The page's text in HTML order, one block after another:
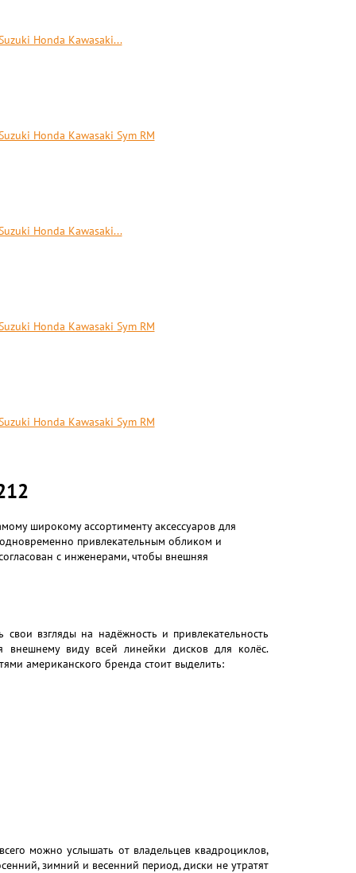
Honda Kawasaki...
Honda Kawasaki Sym RM
Honda Kawasaki...
Honda Kawasaki Sym RM
Honda Kawasaki Sym RM
широкому ассортименту аксессуаров для
привлекательным обликом и
с инженерами, чтобы внешняя
взгляды на надёжность и привлекательность
виду всей линейки дисков для колёс.
американского бренда стоит выделить:
можно услышать от владельцев квадроциклов,
зимний и весенний период, диски не утратят